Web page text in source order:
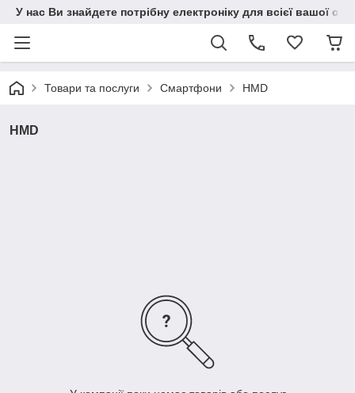
У нас Ви знайдете потрібну електроніку для всієї вашої
Товари та послуги Смартфони HMD
HMD